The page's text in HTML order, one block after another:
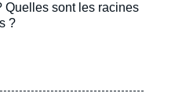
Quelles sont les racines
?